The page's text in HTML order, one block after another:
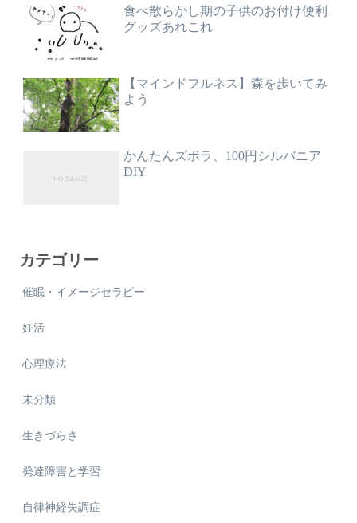
食べ散らかし期の子供のお付け便利
グッズあれこれ
【マインドフルネス】森を歩いてみ
よう
かんたんズボラ、100円シルバニア
DIY
カテゴリー
催眠・イメージセラピー
妊活
心理療法
未分類
生きづらさ
発達障害と学習
自律神経失調症